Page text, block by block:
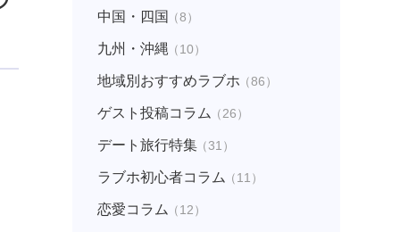
中国・四国 （8）
九州・沖縄（10）
地域別おすすめラブホ（86）
ゲスト投稿コラム（26）
デート旅行特集（31）
ラブホ初心者コラム（11）
恋愛コラム（12）